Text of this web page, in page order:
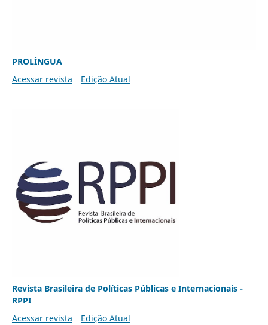
PROLÍNGUA
Acessar revista
Edição Atual
Revista Brasileira de Políticas Públicas e Internacionais -
RPPI
Acessar revista
Edição Atual